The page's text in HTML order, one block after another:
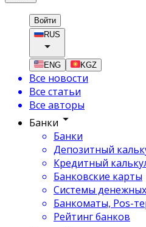
Войти
RUS
ENG KGZ
Все новости
Все статьи
Все авторы
Банки
Банки
Депозитный
Кредитный
Банковские карты
Системы
Банкоматы, Pos-
Рейтинг банков